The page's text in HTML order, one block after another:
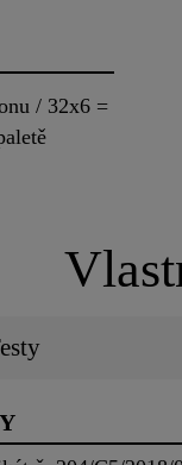
/ 32x6 =